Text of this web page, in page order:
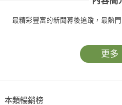
最精彩豐富的新聞幕後追蹤，最熱
更多
本類暢銷榜